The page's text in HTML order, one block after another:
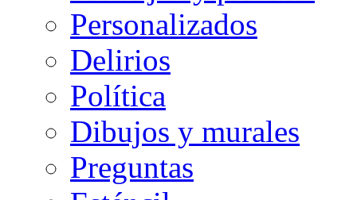
Personalizados
Delirios
Política
Dibujos y murales
Preguntas